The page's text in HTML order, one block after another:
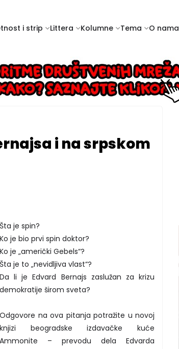
i strip Littera Kolumne Tema O nama
i na srpskom
Šta je spin?
Ko je bio prvi spin doktor?
Ko je „američki Gebels“?
Šta je to „nevidljiva vlast“?
Da li je Edvard Bernajs zaslužan za krizu
demokratije širom sveta?
Odgovore na ova pitanja potražite u novoj
knjizi beogradske izdavačke kuće
Ammonite – prevodu dela Edvarda